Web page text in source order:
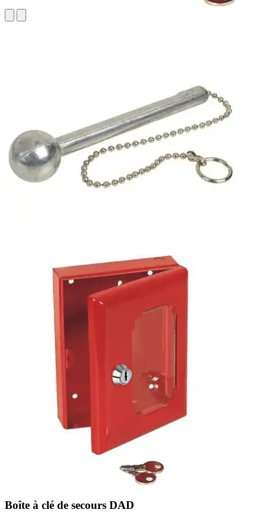
Boîte à clé de secours DAD